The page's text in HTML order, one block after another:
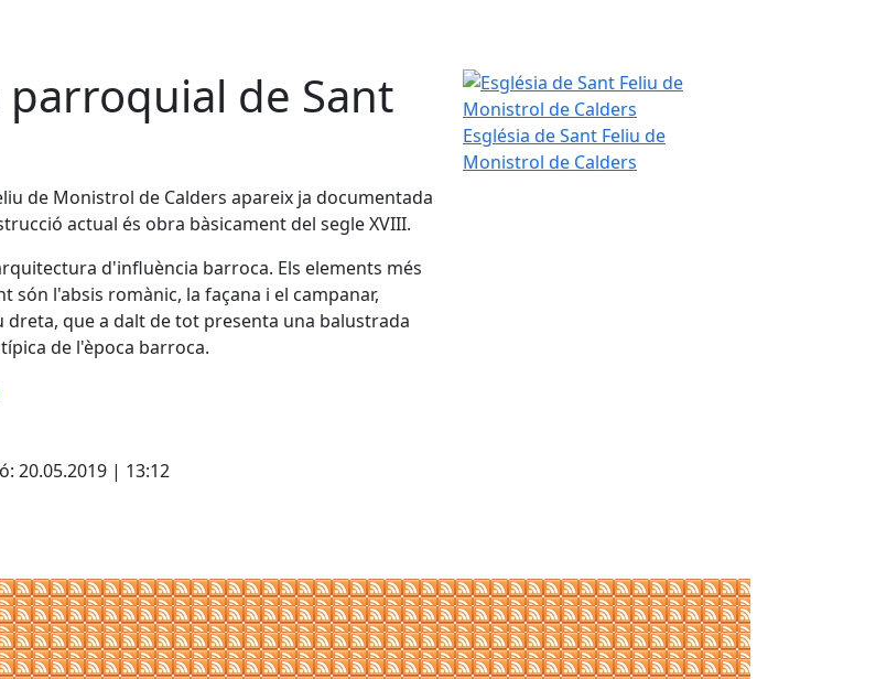
parroquial de Sant
de Monistrol de Calders apareix ja documentada
actual és obra bàsicament del segle XVIII.
d'influència barroca. Els elements més
són l'absis romànic, la façana i el campanar,
dreta, que a dalt de tot presenta una balustrada
de l'època barroca.
20.05.2019 | 13:12
Església de Sant Feliu de Monistrol de Calders
Església de Sant Feliu de
Monistrol de Calders